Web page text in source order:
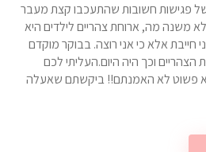
של פגישות חשובות שהתעכבו קצת מעבר
משנה מה, ארוחת צהריים לילדים היא
חייבת אלא כי אני רוצה. בבוקר מוקדם
וכך היה היום.העליתי לכם
פשוט לא האמנתם!! ביקשתם שאעלה